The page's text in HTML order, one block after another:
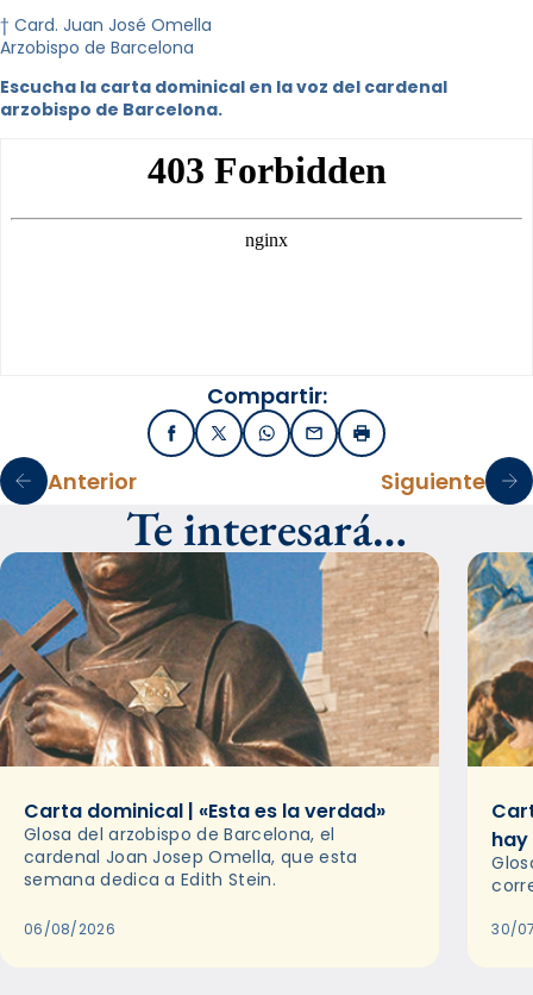
† Card. Juan José Omella
Arzobispo de Barcelona
Escucha la carta dominical en la voz del cardenal
arzobispo de Barcelona.
Compartir:
FacebookX / TwitterWhatsApp
EmailImprimir
Anterior Siguiente
Te interesará…
Carta dominical | «Esta es la verdad»
Glosa del arzobispo de Barcelona, el
cardenal Joan Josep Omella, que esta
semana dedica a Edith Stein.
06/08/2026 30/